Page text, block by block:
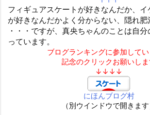
フィギュアスケートが好きなんだか、
が好きなんだかよく分からない、隠れ肥
・・・ですが、真央ちゃんのことは自
っています。
ブログランキングに参加してい
記念のクリックお願いし
↓↓↓↓
にほんブログ村
（別ウインドウで開きます